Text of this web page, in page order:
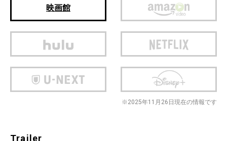
映画館
※2025年11月26日現在の情報です
Trailer